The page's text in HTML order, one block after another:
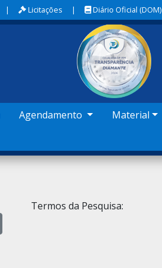
| Licitações | Diário Oficial (DOM)
Agendamento Material
Termos da Pesquisa: